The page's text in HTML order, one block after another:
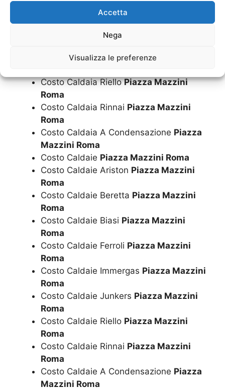
Accetta
Nega
Visualizza le preferenze
Costo Caldaia Immergas
Costo Caldaia JunkersPiazza Mazzini
Costo Caldaia RielloPiazza Mazzini
Roma
Costo Caldaia Rinnai Piazza Mazzini
Roma
Costo Caldaia A Condensazione Piazza
Mazzini Roma
Costo Caldaie Piazza Mazzini Roma
Costo Caldaie Ariston Piazza Mazzini
Roma
Costo Caldaie Beretta Piazza Mazzini
Roma
Costo Caldaie Biasi Piazza Mazzini
Roma
Costo Caldaie Ferroli Piazza Mazzini
Roma
Costo Caldaie Immergas Piazza Mazzini
Roma
Costo Caldaie Junkers Piazza Mazzini
Roma
Costo Caldaie Riello Piazza Mazzini
Roma
Costo Caldaie Rinnai Piazza Mazzini
Roma
Costo Caldaie A Condensazione Piazza
Mazzini Roma